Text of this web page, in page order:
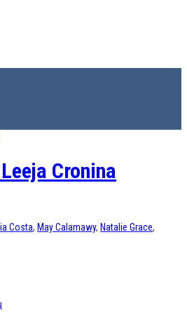
Cronina
Costa, May Calamawy, Natalie Grace,